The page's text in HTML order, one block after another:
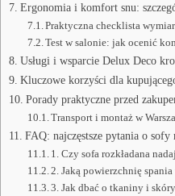
Ergonomia i komfort snu:
Praktyczna checklista
Test w salonie: jak ocenić
Usługi i wsparcie Delux Deco
Kluczowe korzyści dla
Porady praktyczne przed
Transport i montaż w
FAQ: najczęstsze pytania o sofy
1. Czy sofa rozkładana
2. Jaką powierzchnię
3. Jak dbać o tkaniny i